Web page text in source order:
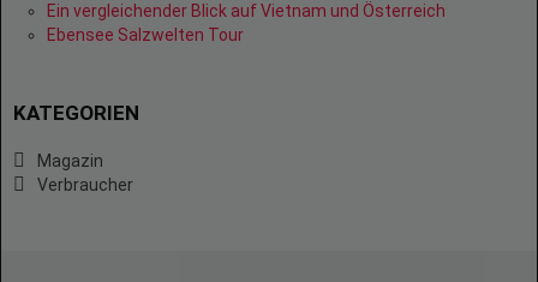
Ein vergleichender Blick auf Vietnam und Österreich
Ebensee Salzwelten Tour
KATEGORIEN
Magazin
Verbraucher